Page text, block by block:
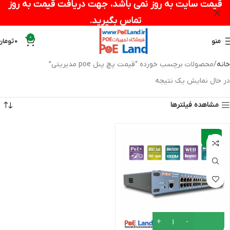
منو 0
0
خانه محصولات برچسب خورده “قیمت پچ پنل poe مدیریتی”
در حال نمایش یک نتیجه
مشاهده فیلترها
-
6%
قیمت سایت به روز نمی باشد، جهت دریافت قیمت به روز
تماس بگیرید.